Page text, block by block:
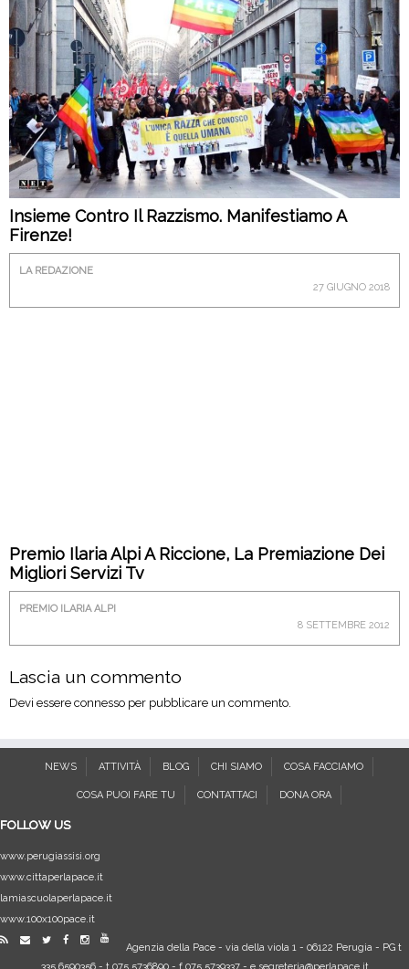
Insieme Contro Il Razzismo. Manifestiamo A
Firenze!
LA REDAZIONE
27 GIUGNO 2018
Premio Ilaria Alpi A Riccione, La Premiazione Dei
Migliori Servizi Tv
PREMIO ILARIA ALPI
8 SETTEMBRE 2012
Lascia un commento
Devi essere connesso per pubblicare un commento.
NEWS ATTIVITÀ BLOG CHI SIAMO COSA FACCIAMO
COSA PUOI FARE TU CONTATTACI DONA ORA
FOLLOW US
www.perugiassisi.org
www.cittaperlapace.it
lamiascuolaperlapace.it
www.100x100pace.it
Agenzia della Pace- via della viola 1- 06122 Perugia- PGt